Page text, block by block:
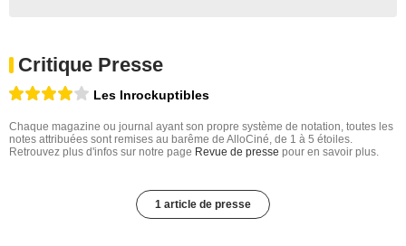
Critique Presse
Les Inrockuptibles
Chaque magazine ou journal ayant son propre système de notation, toutes les
notes attribuées sont remises au barême de AlloCiné, de 1 à 5 étoiles.
Retrouvez plus d'infos sur notre page Revue de presse pour en savoir plus.
1 article de presse